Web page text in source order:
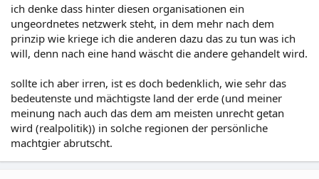
ich denke dass hinter diesen organisationen ein
ungeordnetes netzwerk steht, in dem mehr nach dem
prinzip wie kriege ich die anderen dazu das zu tun was ich
will, denn nach eine hand wäscht die andere gehandelt wird.
sollte ich aber irren, ist es doch bedenklich, wie sehr das
bedeutenste und mächtigste land der erde (und meiner
meinung nach auch das dem am meisten unrecht getan
wird (realpolitik)) in solche regionen der persönliche
machtgier abrutscht.